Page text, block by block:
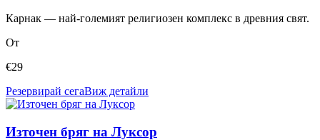
Карнак — най-големият религиозен комплекс в древния свят.
От
€29
Резервирай сегаВиж детайли
Източен бряг на Луксор